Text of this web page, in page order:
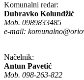
Komunalni redar:
Dubravko Kolundžić
Mob. 0989833485
e-mail:
Načelnik:
Antun Pavetić
Mob. 098-263-822